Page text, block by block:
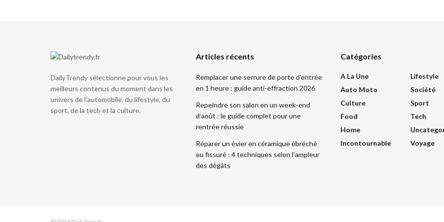
DailyTrendy sélectionne pour vous les
meilleurs contenus du moment dans les
univers de l'automobile, du lifestyle, du
sport, de la tech et la culture.
Articles récents
Remplacer une serrure de porte d’entrée
en 1 heure : guide anti-effraction 2026
Repeindre son salon en un week-end
d’août : le guide complet pour une
rentrée réussie
Réparer un évier en céramique ébréché
ou fissuré : 4 techniques selon l’ampleur
des dégâts
Catégories
A La Une
Auto Moto
Culture
Food
Home
Incontournable
Lifestyle
Société
Sport
Tech
Voyage